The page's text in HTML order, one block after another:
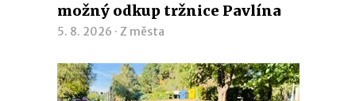
možný odkup tržnice Pavlína
5. 8. 2026 · Z města